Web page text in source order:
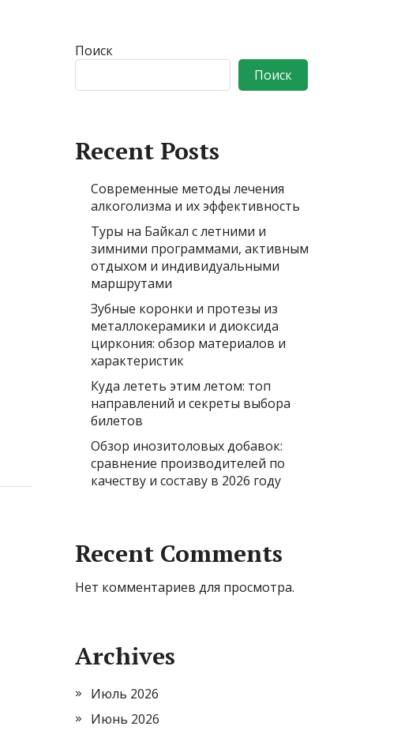
Поиск
Поиск
Recent Posts
Современные методы лечения
алкоголизма и их эффективность
Туры на Байкал с летними и
зимними программами, активным
отдыхом и индивидуальными
маршрутами
Зубные коронки и протезы из
металлокерамики и диоксида
циркония: обзор материалов и
характеристик
Куда лететь этим летом: топ
направлений и секреты выбора
билетов
Обзор инозитоловых добавок:
сравнение производителей по
качеству и составу в 2026 году
Recent Comments
Нет комментариев для просмотра.
Archives
Июль 2026
Июнь 2026